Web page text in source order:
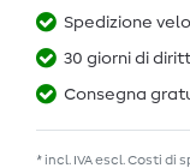
Spedizione
30 giorni di
Consegna
* incl. IVA escl. Costi di